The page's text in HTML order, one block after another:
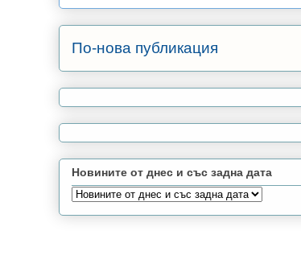
По-нова публикация
Новините от днес и със задна дата